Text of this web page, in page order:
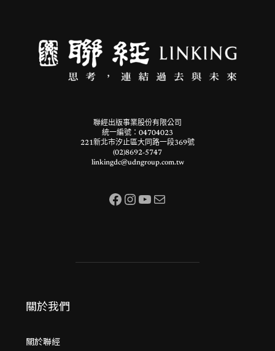
聯經出版事業股份有限公司
統一編號：04704023
221新北市汐止區大同路一段369號
(02)8692-5747
linkingdc@udngroup.com.tw
Facebook InstagramYouTube 電子郵件
關於我們
關於聯經